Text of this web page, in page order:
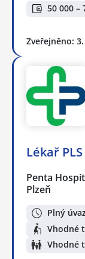
50 000 –
Zveřejněno:
Lékař
Penta
Plzeň
Plný
Vhodné
Vhodné